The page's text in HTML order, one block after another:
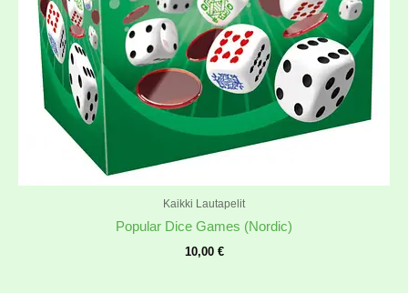
Kaikki Lautapelit
Popular Dice Games (Nordic)
10,00 €